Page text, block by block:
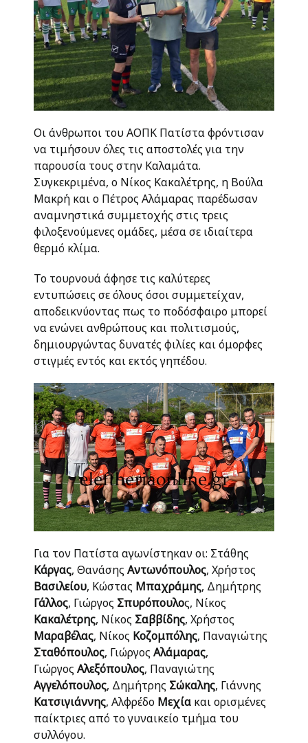
Οι άνθρωποι του ΑΟΠΚ Πατίστα φρόντισαν
να τιμήσουν όλες τις αποστολές για την
παρουσία τους στην Καλαμάτα.
Συγκεκριμένα, ο Νίκος Κακαλέτρης, η Βούλα
Μακρή και ο Πέτρος Αλάμαρας παρέδωσαν
αναμνηστικά συμμετοχής στις τρεις
φιλοξενούμενες ομάδες, μέσα σε ιδιαίτερα
θερμό κλίμα.
Το τουρνουά άφησε τις καλύτερες
εντυπώσεις σε όλους όσοι συμμετείχαν,
αποδεικνύοντας πως το ποδόσφαιρο μπορεί
να ενώνει ανθρώπους και πολιτισμούς,
δημιουργώντας δυνατές φιλίες και όμορφες
στιγμές εντός και εκτός γηπέδου.
Για τον Πατίστα αγωνίστηκαν οι: Στάθης
Κάργας, Θανάσης Αντωνόπουλος, Χρήστος
Βασιλείου, Κώστας Μπαχράμης, Δημήτρης
Γάλλος, Γιώργος Σπυρόπουλος, Νίκος
Κακαλέτρης, Νίκος Σαββίδης, Χρήστος
Μαραβέλας, Νίκος Κοζομπόλης, Παναγιώτης
Σταθόπουλος, Γιώργος Αλάμαρας,
Γιώργος Αλεξόπουλος, Παναγιώτης
Αγγελόπουλος, Δημήτρης Σώκαλης, Γιάννης
Κατσιγιάννης, Αλφρέδο Μεχία και ορισμένες
παίκτριες από το γυναικείο τμήμα του
συλλόγου.